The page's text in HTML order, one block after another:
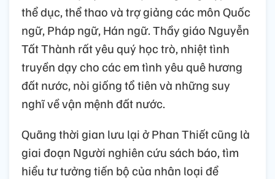
thể dục, thể thao và trợ giảng các môn Quốc
ngữ, Pháp ngữ, Hán ngữ. Thầy giáo Nguyễn
Tất Thành rất yêu quý học trò, nhiệt tình
truyền dạy cho các em tình yêu quê hương
đất nước, nòi giống tổ tiên và những suy
nghĩ về vận mệnh đất nước.
Quãng thời gian lưu lại ở Phan Thiết cũng là
giai đoạn Người nghiên cứu sách báo, tìm
hiểu tư tưởng tiến bộ của nhân loại để